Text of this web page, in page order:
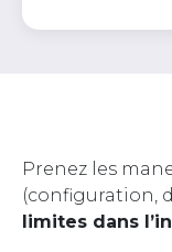
Prenez les
(configuration,
limites dans